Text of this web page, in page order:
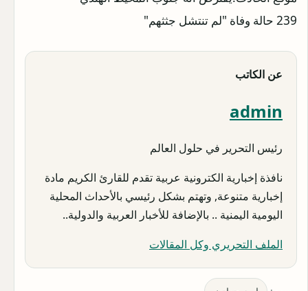
239 حالة وفاة "لم تنتشل جثثهم"
عن الكاتب
admin
رئيس التحرير في حلول العالم
نافذة إخبارية الكترونية عربية تقدم للقارئ الكريم مادة
إخبارية متنوعة, وتهتم بشكل رئيسي بالأحداث المحلية
اليومية اليمنية .. بالإضافة للأخبار العربية والدولية..
الملف التحريري وكل المقالات